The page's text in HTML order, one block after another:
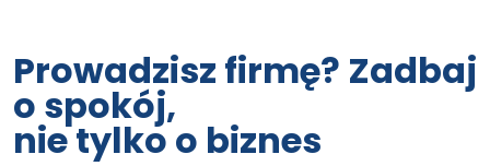
Prowadzisz firmę? Zadbaj
o spokój,
nie tylko o biznes